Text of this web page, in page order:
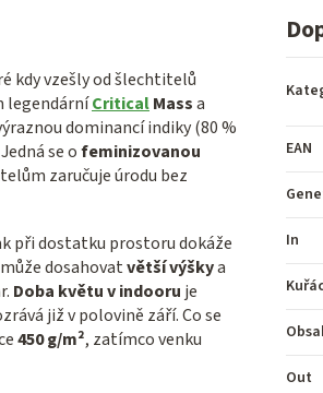
kdy vzešly od šlechtitelů
legendárníCriticalMassa
dominancí indiky (80 %
se ofeminizovanou
zaručuje úrodu bez
při dostatku prostoru dokáže
dosahovatvětší výškya
Doba květu v indooru je
již v polovině září. Co se
450 g/m², zatímco venku
EAN
In
Out